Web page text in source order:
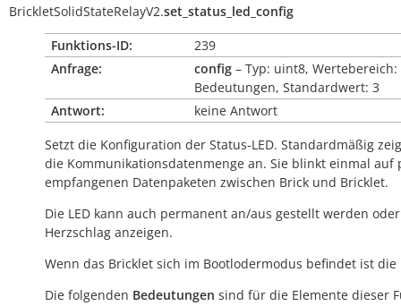
BrickletSolidStateRelayV2.set_status_led_config
Funktions-ID:
239
Anfrage:
config – Typ: uint8, Wertebereich:
Bedeutungen, Standardwert: 3
Antwort:
keine Antwort
Setzt die Konfiguration der Status-LED. Standardmäßig
die Kommunikationsdatenmenge an. Sie blinkt einmal auf
empfangenen Datenpaketen zwischen Brick und Bricklet.
Die LED kann auch permanent an/aus gestellt werden
Herzschlag anzeigen.
Wenn das Bricklet sich im Bootlodermodus befindet ist die
Die folgenden Bedeutungen sind für die Elemente dieser